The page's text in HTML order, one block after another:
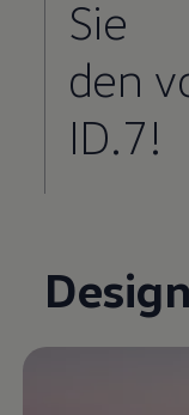
Sie
den
ID.7!
Enable fullscreen mode